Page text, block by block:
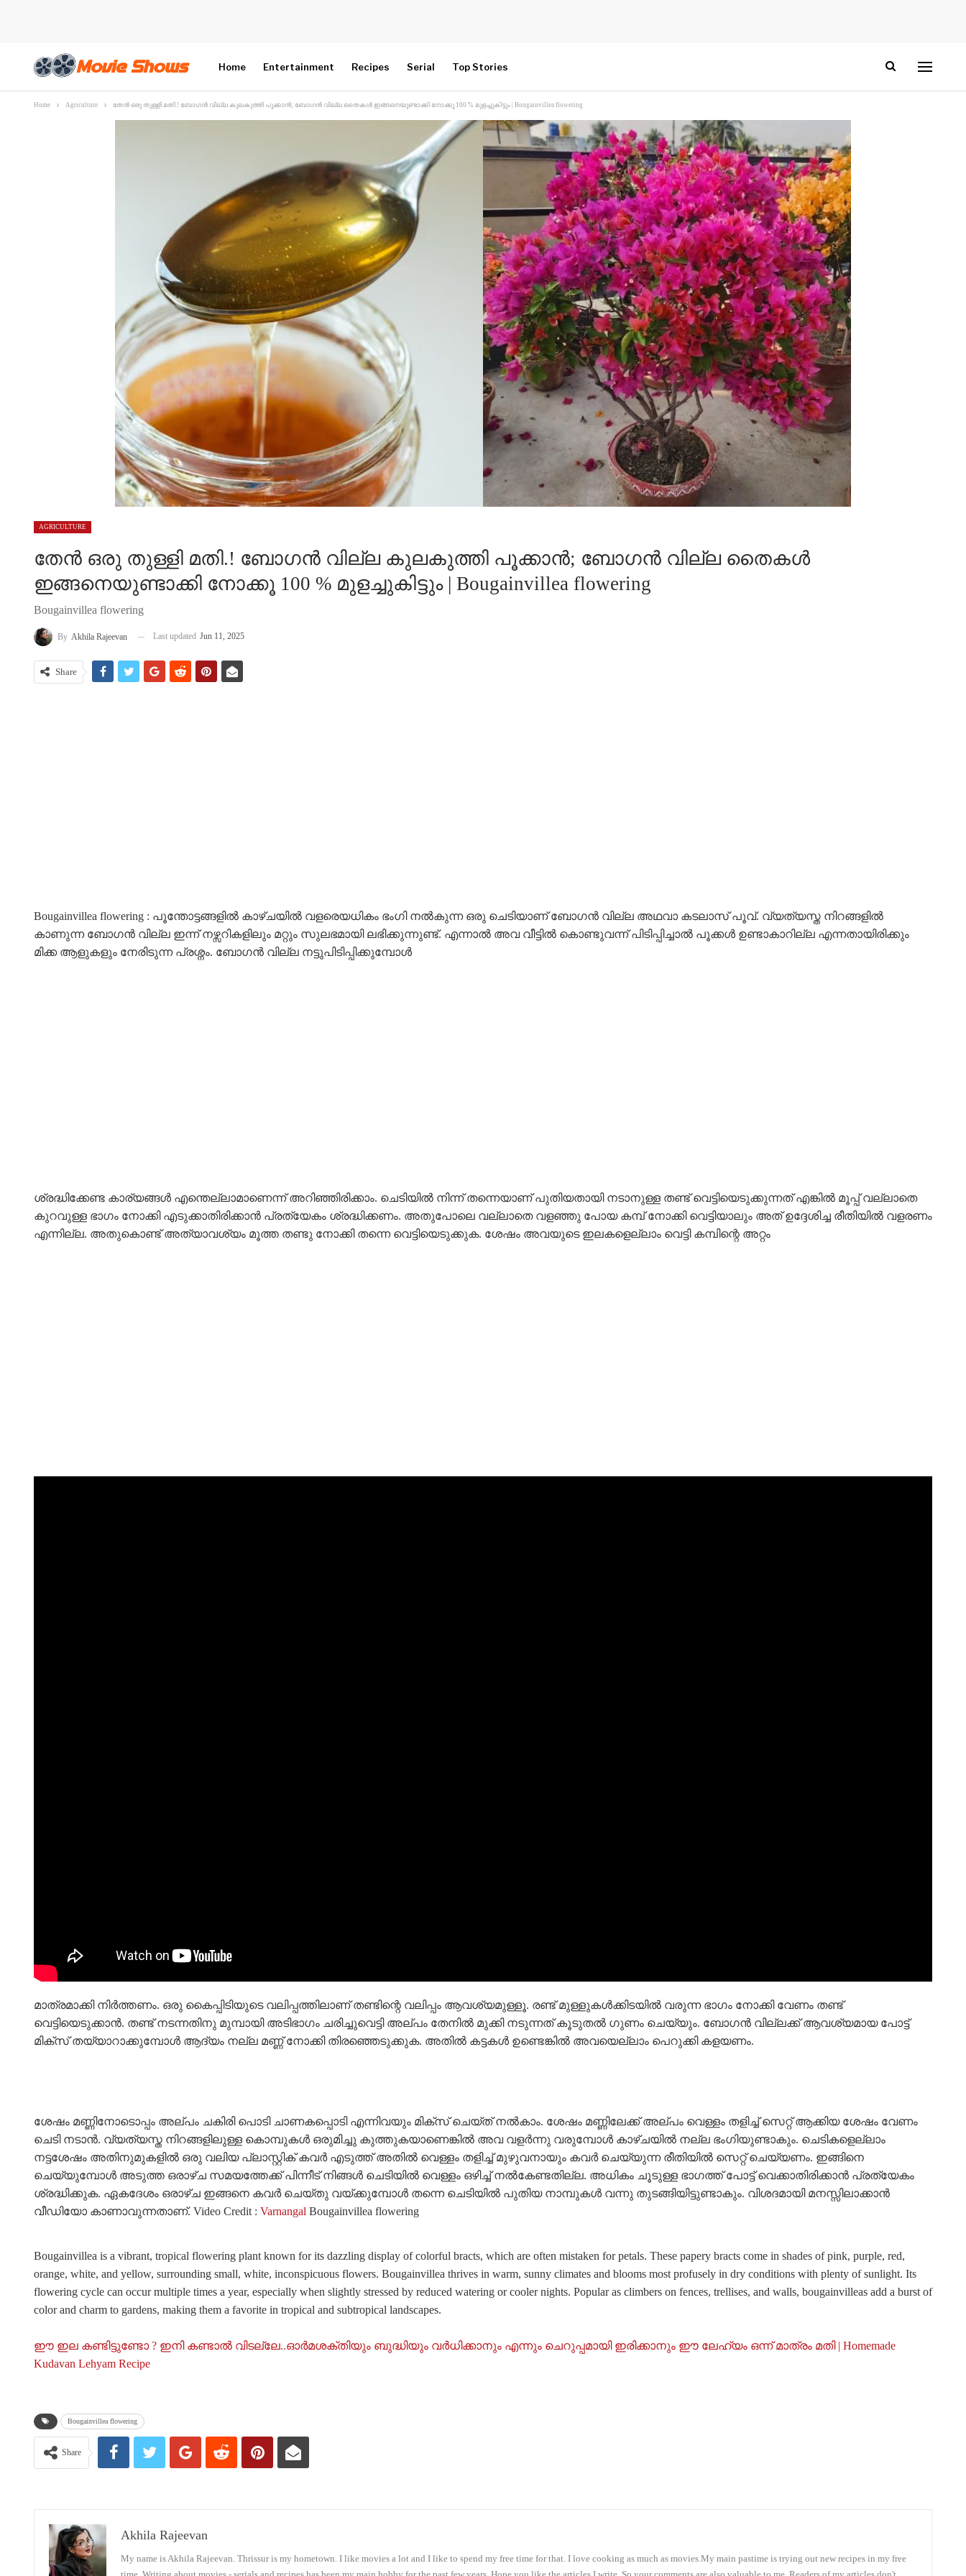
Home Entertainment Recipes Serial Top Stories
Home Agriculture തേൻ ഒരു തുള്ളി മതി.! ബോഗൻ വില്ല കുലകുത്തി പൂക്കാൻ; ബോഗൻ വില്ല തൈകൾ ഇങ്ങനെയുണ്ടാക്കി നോക്കൂ 100 % മുളച്ചുകിട്ടും | Bougainvillea flowering
AGRICULTURE
തേൻ ഒരു തുള്ളി മതി.! ബോഗൻ വില്ല കുലകുത്തി പൂക്കാൻ; ബോഗൻ വില്ല തൈകൾ
ഇങ്ങനെയുണ്ടാക്കി നോക്കൂ 100 % മുളച്ചുകിട്ടും | Bougainvillea flowering
Bougainvillea flowering
By Akhila Rajeevan Last updated Jun 11, 2025
Share
Bougainvillea flowering : പൂന്തോട്ടങ്ങളിൽ കാഴ്ചയിൽ വളരെയധികം ഭംഗി നൽകുന്ന ഒരു ചെടിയാണ് ബോഗൻ വില്ല അഥവാ കടലാസ് പൂവ്. വ്യത്യസ്ത നിറങ്ങളിൽ
കാണുന്ന ബോഗൻ വില്ല ഇന്ന് നഴ്സറികളിലും മറ്റും സുലഭമായി ലഭിക്കുന്നുണ്ട്. എന്നാൽ അവ വീട്ടിൽ കൊണ്ടുവന്ന് പിടിപ്പിച്ചാൽ പൂക്കൾ ഉണ്ടാകാറില്ല എന്നതായിരിക്കും
മിക്ക ആളുകളും നേരിടുന്ന പ്രശ്നം. ബോഗൻ വില്ല നട്ടുപിടിപ്പിക്കുമ്പോൾ
ശ്രദ്ധിക്കേണ്ട കാര്യങ്ങൾ എന്തെല്ലാമാണെന്ന് അറിഞ്ഞിരിക്കാം. ചെടിയിൽ നിന്ന് തന്നെയാണ് പുതിയതായി നടാനുള്ള തണ്ട് വെട്ടിയെടുക്കുന്നത് എങ്കിൽ മൂപ്പ് വല്ലാതെ
കുറവുള്ള ഭാഗം നോക്കി എടുക്കാതിരിക്കാൻ പ്രത്യേകം ശ്രദ്ധിക്കണം. അതുപോലെ വല്ലാതെ വളഞ്ഞു പോയ കമ്പ് നോക്കി വെട്ടിയാലും അത് ഉദ്ദേശിച്ച രീതിയിൽ വളരണം
എന്നില്ല. അതുകൊണ്ട് അത്യാവശ്യം മൂത്ത തണ്ടു നോക്കി തന്നെ വെട്ടിയെടുക്കുക. ശേഷം അവയുടെ ഇലകളെല്ലാം വെട്ടി കമ്പിന്റെ അറ്റം
മാത്രമാക്കി നിർത്തണം. ഒരു കൈപ്പിടിയുടെ വലിപ്പത്തിലാണ് തണ്ടിന്റെ വലിപ്പം ആവശ്യമുള്ളൂ. രണ്ട് മുള്ളുകൾക്കിടയിൽ വരുന്ന ഭാഗം നോക്കി വേണം തണ്ട്
വെട്ടിയെടുക്കാൻ. തണ്ട് നടന്നതിനു മുമ്പായി അടിഭാഗം ചരിച്ചുവെട്ടി അല്പം തേനിൽ മുക്കി നടുന്നത് കൂടുതൽ ഗുണം ചെയ്യും. ബോഗൻ വില്ലക്ക് ആവശ്യമായ പോട്ട്
മിക്സ് തയ്യാറാക്കുമ്പോൾ ആദ്യം നല്ല മണ്ണ് നോക്കി തിരഞ്ഞെടുക്കുക. അതിൽ കട്ടകൾ ഉണ്ടെങ്കിൽ അവയെല്ലാം പെറുക്കി കളയണം.
ശേഷം മണ്ണിനോടൊപ്പം അല്പം ചകിരി പൊടി ചാണകപ്പൊടി എന്നിവയും മിക്സ് ചെയ്ത് നൽകാം. ശേഷം മണ്ണിലേക്ക് അല്പം വെള്ളം തളിച്ച് സെറ്റ് ആക്കിയ ശേഷം വേണം
ചെടി നടാൻ. വ്യത്യസ്ത നിറങ്ങളിലുള്ള കൊമ്പുകൾ ഒരുമിച്ചു കുത്തുകയാണെങ്കിൽ അവ വളർന്നു വരുമ്പോൾ കാഴ്ചയിൽ നല്ല ഭംഗിയുണ്ടാകും. ചെടികളെല്ലാം
നട്ടശേഷം അതിനുമുകളിൽ ഒരു വലിയ പ്ലാസ്റ്റിക് കവർ എടുത്ത് അതിൽ വെള്ളം തളിച്ച് മുഴുവനായും കവർ ചെയ്യുന്ന രീതിയിൽ സെറ്റ് ചെയ്യണം. ഇങ്ങിനെ
ചെയ്യുമ്പോൾ അടുത്ത ഒരാഴ്ച സമയത്തേക്ക് പിന്നീട് നിങ്ങൾ ചെടിയിൽ വെള്ളം ഒഴിച്ച് നൽകേണ്ടതില്ല. അധികം ചൂടുള്ള ഭാഗത്ത് പോട്ട് വെക്കാതിരിക്കാൻ പ്രത്യേകം
ശ്രദ്ധിക്കുക. ഏകദേശം ഒരാഴ്ച ഇങ്ങനെ കവർ ചെയ്തു വയ്ക്കുമ്പോൾ തന്നെ ചെടിയിൽ പുതിയ നാമ്പുകൾ വന്നു തുടങ്ങിയിട്ടുണ്ടാകും. വിശദമായി മനസ്സിലാക്കാൻ
വീഡിയോ കാണാവുന്നതാണ്. Video Credit : Varnangal Bougainvillea flowering
Bougainvillea is a vibrant, tropical flowering plant known for its dazzling display of colorful bracts, which are often mistaken for petals. These papery bracts come in shades of pink, purple, red,
orange, white, and yellow, surrounding small, white, inconspicuous flowers. Bougainvillea thrives in warm, sunny climates and blooms most profusely in dry conditions with plenty of sunlight. Its
flowering cycle can occur multiple times a year, especially when slightly stressed by reduced watering or cooler nights. Popular as climbers on fences, trellises, and walls, bougainvilleas add a burst of
color and charm to gardens, making them a favorite in tropical and subtropical landscapes.
ഈ ഇല കണ്ടിട്ടുണ്ടോ ? ഇനി കണ്ടാൽ വിടല്ലേ..ഓർമശക്തിയും ബുദ്ധിയും വർധിക്കാനും എന്നും ചെറുപ്പമായി ഇരിക്കാനും ഈ ലേഹ്യം ഒന്ന് മാത്രം മതി | Homemade
Kudavan Lehyam Recipe
Bougainvillea flowering
Share
Akhila Rajeevan
My name is Akhila Rajeevan. Thrissur is my hometown. I like movies a lot and I like to spend my free time for that. I love cooking as much as movies.My main pastime is trying out new recipes in my free